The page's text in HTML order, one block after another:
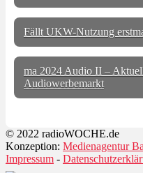
Fällt UKW-Nutzung
ma 2024 Audio II –
Audiowerbemarkt
© 2022 radioWOCHE.de
Konzeption: Medienagentur
Impressum -